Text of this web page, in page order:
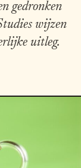
gedronken
wijzen
uitleg.